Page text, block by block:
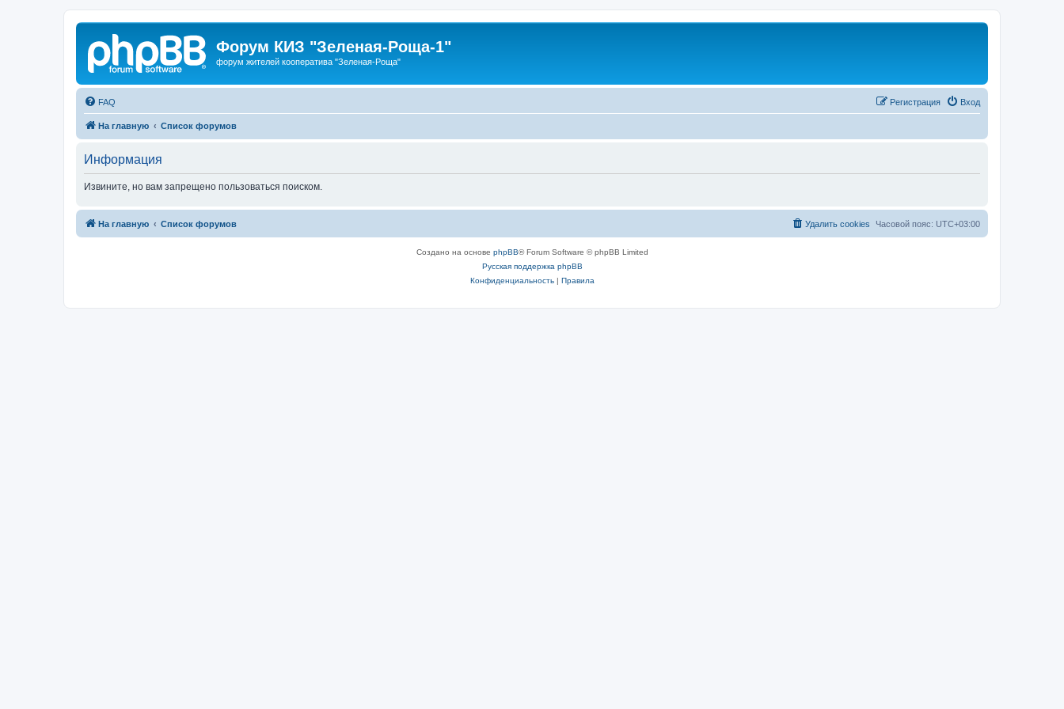
Форум КИЗ "Зеленая-Роща-1"
форум жителей кооператива "Зеленая-Роща"
FAQ Вход
Регистрация
На главную Список форумов
Информация
Извините, но вам запрещено пользоваться поиском.
На главную Список форумов Часовой пояс: UTC+03:00
Удалить cookies
Создано на основе phpBB® Forum Software © phpBB Limited
Русская поддержка phpBB
Конфиденциальность| Правила